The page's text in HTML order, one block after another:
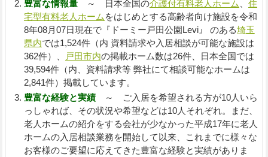
豊富な情報量～ 日本全国の介護付有料老人ホーム
住
宅型有料老人ホーム をはじめとする高齢者向け施設を令和
8年08月07日現在で『ドーミー戸田公園Levi』 のある埼玉
県内では1,524件（内 資料請求や入居相談が可能な施設は
362件）、
戸田市内の掲載ホーム数は26件、日本全国では
39,594件（内、資料請求等 弊社にて相談可能なホームは
2,841件）掲載しています。
豊富な経験と実績～ ご入居を希望される方が10人いら
っしゃれば、その状況や希望などは10人それぞれ。まだ、
老人ホームの紹介をする会社が少なかった平成17年に老人
ホームの入居相談業務を開始して以来、これまでに様々な
お客様のご要望に応えてきた豊富な経験と実績がありま